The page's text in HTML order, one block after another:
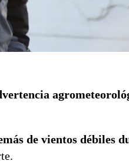
de vientos débiles